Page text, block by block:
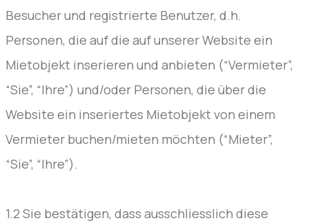
Besucher und registrierte Benutzer, d.h.
Personen, die auf die auf unserer Website ein
Mietobjekt inserieren und anbieten (“Vermieter”,
“Sie”, “Ihre”) und/oder Personen, die über die
Website ein inseriertes Mietobjekt von einem
Vermieter buchen/mieten möchten (“Mieter”,
“Sie”, “Ihre”).
1.2 Sie bestätigen, dass ausschliesslich diese